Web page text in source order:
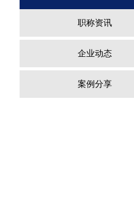
职称资讯
企业动态
案例分享